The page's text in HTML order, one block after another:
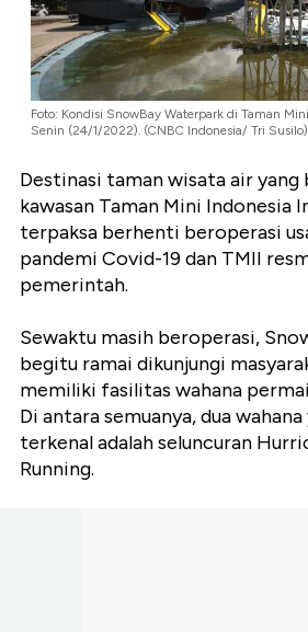
Foto: Kondisi SnowBay Waterpark di Taman
Senin (24/1/2022). (CNBC Indonesia/ Tri Susilo)
Destinasi taman wisata air yang
kawasan Taman Mini Indonesia
terpaksa berhenti beroperasi
pandemi Covid-19 dan TMII
pemerintah.
Sewaktu masih beroperasi,
begitu ramai dikunjungi
memiliki fasilitas wahana
Di antara semuanya, dua
terkenal adalah seluncuran
Running.